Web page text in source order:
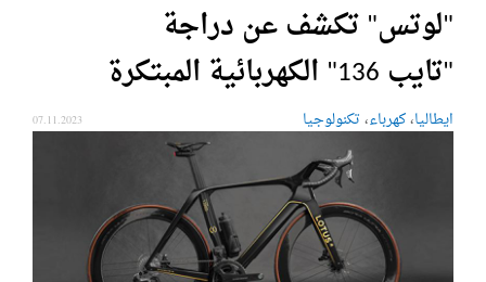
"لوتس" تكشف عن دراجة
"تايب 136" الكهربائية المبتكرة
ايطاليا،كهرباء، تكنولوجيا 07.11.2023